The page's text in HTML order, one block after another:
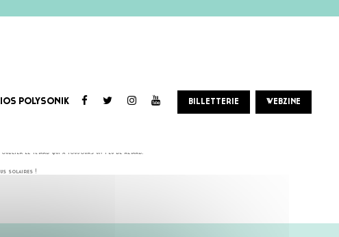
POLYSONIK BILLETTERIE WEBZINE
oublier le têtard qui a toujours un peu de retard.
solaires !